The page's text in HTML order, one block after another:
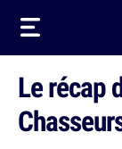
Le récap